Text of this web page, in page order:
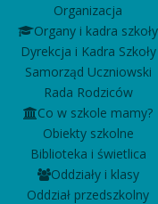
Organizacja
Organy i kadra szkoły
Dyrekcja i Kadra Szkoły
Samorząd Uczniowski
Rada Rodziców
Co w szkole mamy?
Obiekty szkolne
Biblioteka i świetlica
Oddziały i klasy
Oddział przedszkolny